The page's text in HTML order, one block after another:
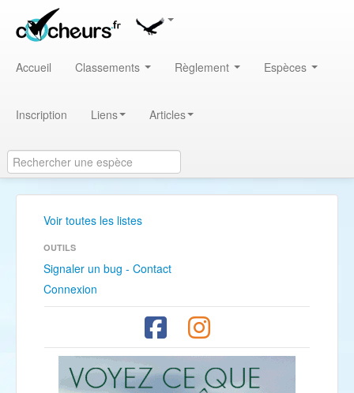
Accueil Classements Règlement Espèces
Inscription Liens Articles
Voir toutes les listes
OUTILS
Signaler un bug - Contact
Connexion